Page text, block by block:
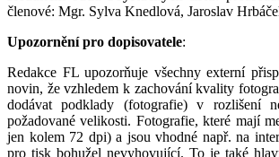
členové: Mgr. Sylva Knedlová, Jaroslav
Upozornění pro dopisovatele:
Redakce FL upozorňuje všechny externí
novin, že vzhledem k zachování kvality
dodávat podklady (fotografie) v rozlišení
požadované velikosti. Fotografie, které mají
jen kolem 72 dpi) a jsou vhodné např. na
pro tisk bohužel nevyhovující. To je také